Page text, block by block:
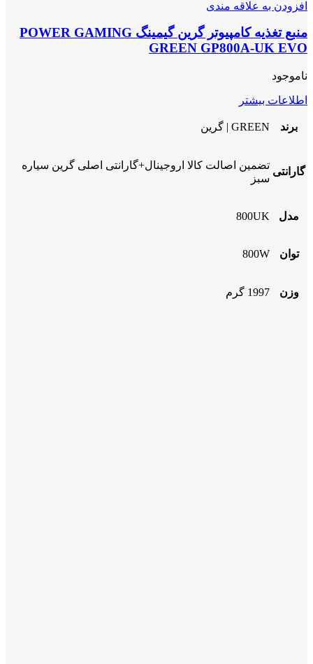
افزودن به علاقه مندی
منبع تغذیه کامپیوتر گرین گیمینگ POWER GAMING
GREEN GP800A-UK EVO
ناموجود
اطلاعات بیشتر
برند GREEN | گرین
گارانتی
تضمین اصالت کالا اروجینال+گارانتی اصلی گرین سیاره
سبز
مدل 800UK
توان 800W
وزن 1997 گرم